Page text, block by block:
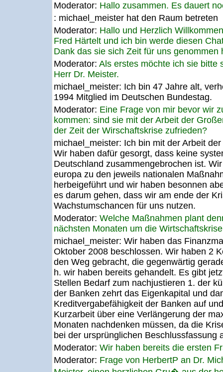
Moderator: Hallo zusammen. Es dauert
: michael_meister hat den Raum betreten
Moderator: Hallo und Herzlich
Fred Härtelt und ich bin werde diesen
Dank das sie sich Zeit für uns genommen
Moderator: Als erstes möchte ich sie bitte
Herr Dr. Meister.
michael_meister: Ich bin 47 Jahre alt,
1994 Mitglied im Deutschen Bundestag.
Moderator: Eine Frage von mir bevor wir
kommen: sind sie mit der Arbeit der
der Zeit der Wirschaftskrise zufrieden?
michael_meister: Ich bin mit der Arbeit
Wir haben dafür gesorgt, dass keine
Deutschland zusammengebrochen ist.
europa zu den jeweils nationalen
herbeigeführt und wir haben besonnen
es darum gehen, dass wir am ende der
Wachstumschancen für uns nutzen.
Moderator: Welche Maßnahmen plant
nächsten Monaten um die
michael_meister: Wir haben das
Oktober 2008 beschlossen. Wir haben 2
den Weg gebracht, die gegenwärtig
h. wir haben bereits gehandelt. Es gibt
Stellen Bedarf zum nachjustieren 1. der
der Banken zehrt das Eigenkapital und
Kreditvergabefähigkeit der Banken auf
Kurzarbeit über eine Verlängerung der
Monaten nachdenken müssen, da die
bei der ursprünglichen Beschlussfassung
Moderator: Wir haben bereits die ersten
Moderator: Frage von HerbertP an Dr.